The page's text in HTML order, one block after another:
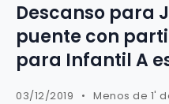
Descanso para
puente con
para Infantil A
03/12/2019 Menos de 1'